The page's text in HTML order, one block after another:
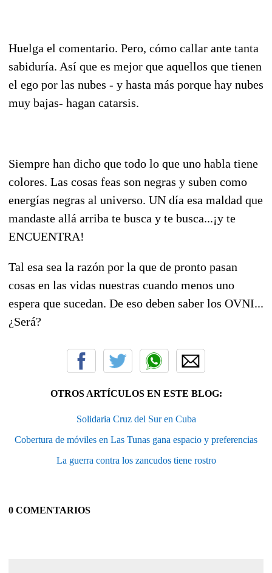
Huelga el comentario. Pero, cómo callar ante tanta
sabiduría. Así que es mejor que aquellos que tienen
el ego por las nubes - y hasta más porque hay nubes
muy bajas- hagan catarsis.
Siempre han dicho que todo lo que uno habla tiene
colores. Las cosas feas son negras y suben como
energías negras al universo. UN día esa maldad que
mandaste allá arriba te busca y te busca...¡y te
ENCUENTRA!
Tal esa sea la razón por la que de pronto pasan
cosas en las vidas nuestras cuando menos uno
espera que sucedan. De eso deben saber los OVNI...
¿Será?
OTROS ARTÍCULOS EN ESTE BLOG:
Solidaria Cruz del Sur en Cuba
Cobertura de móviles en Las Tunas gana espacio y preferencias
La guerra contra los zancudos tiene rostro
0 COMENTARIOS